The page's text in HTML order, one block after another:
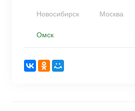
Новосибирск Москва
Омск